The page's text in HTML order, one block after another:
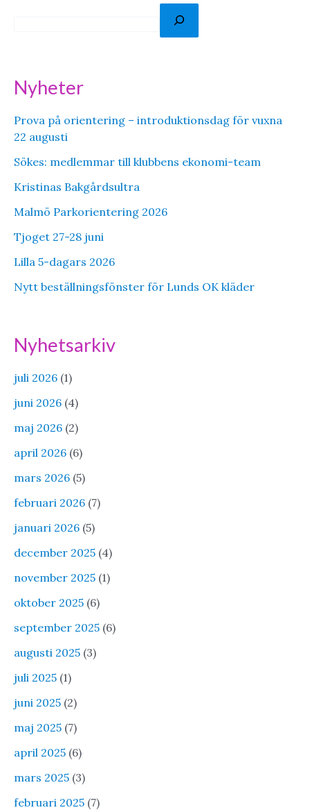
Nyheter
Prova på orientering – introduktionsdag för vuxna
22 augusti
Sökes: medlemmar till klubbens ekonomi-team
Kristinas Bakgårdsultra
Malmö Parkorientering 2026
Tjoget 27-28 juni
Lilla 5-dagars 2026
Nytt beställningsfönster för Lunds OK kläder
Nyhetsarkiv
juli 2026 (1)
juni 2026 (4)
maj 2026 (2)
april 2026 (6)
mars 2026 (5)
februari 2026 (7)
januari 2026 (5)
december 2025 (4)
november 2025 (1)
oktober 2025 (6)
september 2025 (6)
augusti 2025 (3)
juli 2025 (1)
juni 2025 (2)
maj 2025 (7)
april 2025 (6)
mars 2025 (3)
februari 2025 (7)